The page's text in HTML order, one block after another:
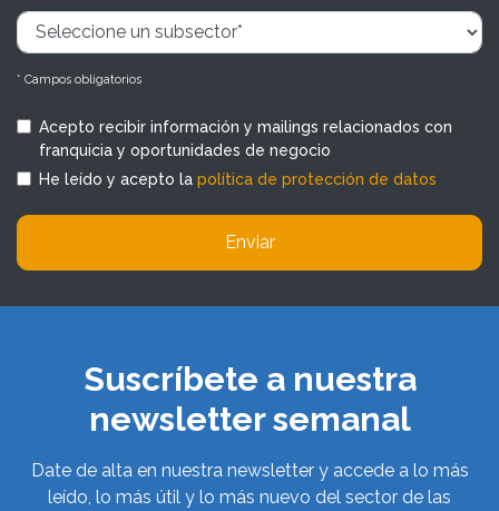
* Campos obligatorios
Acepto recibir información y mailings relacionados con
franquicia y oportunidades de negocio
He leído y acepto la política de protección de datos
Enviar
Suscríbete a nuestra
newsletter semanal
Date de alta en nuestra newsletter y accede a lo más
leído, lo más útil y lo más nuevo del sector de las